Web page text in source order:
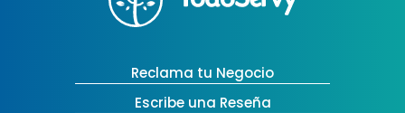
Reclama tu Negocio
Escribe una Reseña